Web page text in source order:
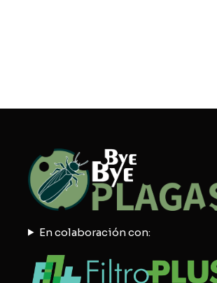
En colaboración con: